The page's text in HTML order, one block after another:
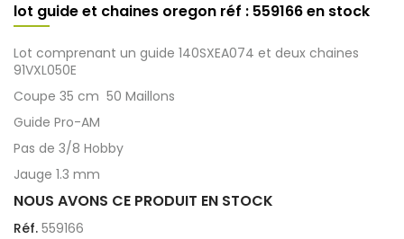
lot guide et chaines oregon réf : 559166 en stock
Lot comprenant un guide 140SXEA074 et deux chaines
91VXL050E
Coupe 35 cm 50 Maillons
Guide Pro-AM
Pas de 3/8 Hobby
Jauge 1.3 mm
NOUS AVONS CE PRODUIT EN STOCK
Réf. 559166